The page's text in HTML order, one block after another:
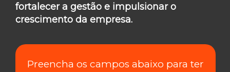
fortalecer a gestão e impulsionar o
crescimento da empresa.
Preencha os campos abaixo para ter